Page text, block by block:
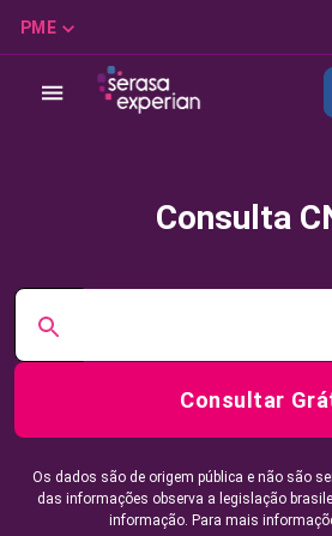
PME
Consulta
Consultar
Os dados são de origem pública e não são
das informações observa a legislação
informação. Para mais